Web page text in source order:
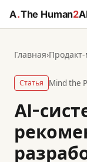
A.The Human2
Главная›
Статья Mind the
AI-